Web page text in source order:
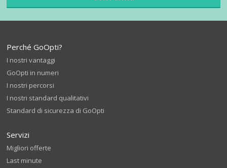
Perché GoOpti?
I nostri vantaggi
GoOpti in numeri
I nostri percorsi
I nostri standard qualitativi
Standard di sicurezza di GoOpti
Servizi
Migliori offerte
Last minute